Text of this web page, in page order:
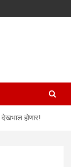
देखभाल होणार!